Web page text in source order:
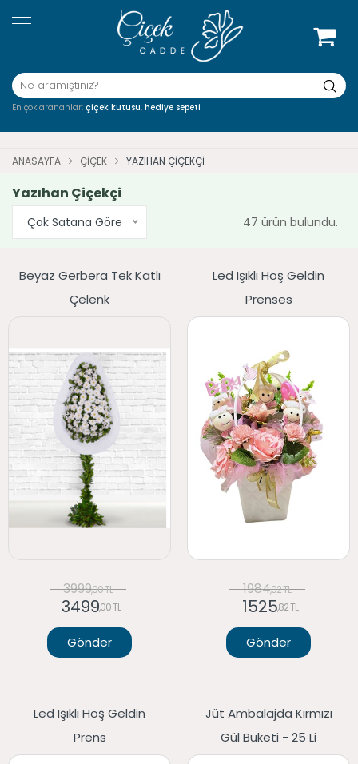
En çok arananlar: çiçek kutusu, hediye sepeti
ANASAYFA ÇIÇEK YAZIHAN ÇIÇEKÇI
Yazıhan Çiçekçi
Çok Satana Göre 47 ürün bulundu.
Beyaz Gerbera Tek Katlı
Çelenk
3999,00 TL
3499,00 TL
Gönder
Led Işıklı Hoş Geldin
Prenses
1984,02 TL
1525,82 TL
Gönder
Led Işıklı Hoş Geldin
Prens
Jüt Ambalajda Kırmızı
Gül Buketi - 25 Li